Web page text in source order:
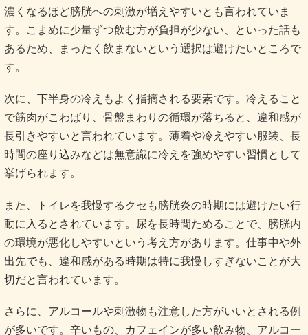
濃くなるほど膀胱への刺激が増えやすいとも言われていま
す。こまめに少量ずつ飲む方が負担が少ない、といった話も
あるため、まったく飲まないという選択は避けたいところで
す。
次に、下半身の冷えもよく指摘される要素です。冷えること
で筋肉がこわばり、骨盤まわりの循環が落ちると、違和感が
長引きやすいと言われています。薄着や冷えやすい服装、長
時間の座り込みなどは無意識に冷えを強めやすい習慣として
挙げられます。
また、トイレを我慢するクセも膀胱炎の時期には避けたい行
動に入るとされています。尿を長時間ためることで、膀胱内
の環境が悪化しやすいという考え方があります。仕事中や外
出先でも、違和感がある時期は特に我慢しすぎないことが大
切だと言われています。
さらに、アルコールや刺激物も注意した方がいいとされる例
が多いです。辛いもの、カフェインが多い飲み物、アルコー